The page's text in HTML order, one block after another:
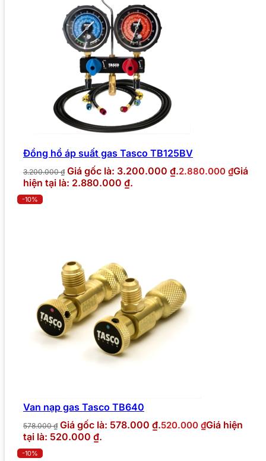
Đồng hồ áp suất gas Tasco TB125BV
3.200.000₫ Giá gốc là: 3.200.000 ₫.2.880.000 ₫Giá
hiện tại là: 2.880.000 ₫.
-10%
Van nạp gas Tasco TB640
578.000₫ Giá gốc là: 578.000 ₫.520.000 ₫Giá hiện
tại là: 520.000 ₫.
-10%